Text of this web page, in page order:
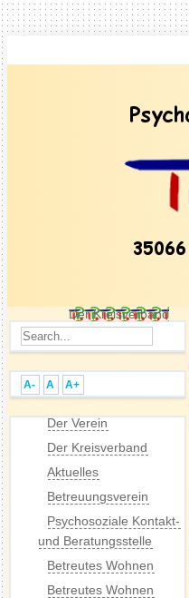
Der Kreisverband
A- A A+
Der Verein
Der Kreisverband
Aktuelles
Betreuungsverein
Psychosoziale Kontakt-
und Beratungsstelle
Betreutes Wohnen
Betreutes Wohnen